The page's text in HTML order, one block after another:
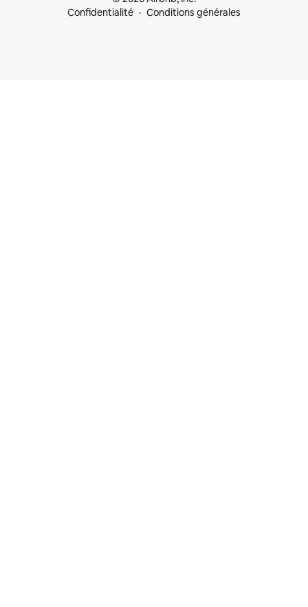
Confidentialité
Conditions générales